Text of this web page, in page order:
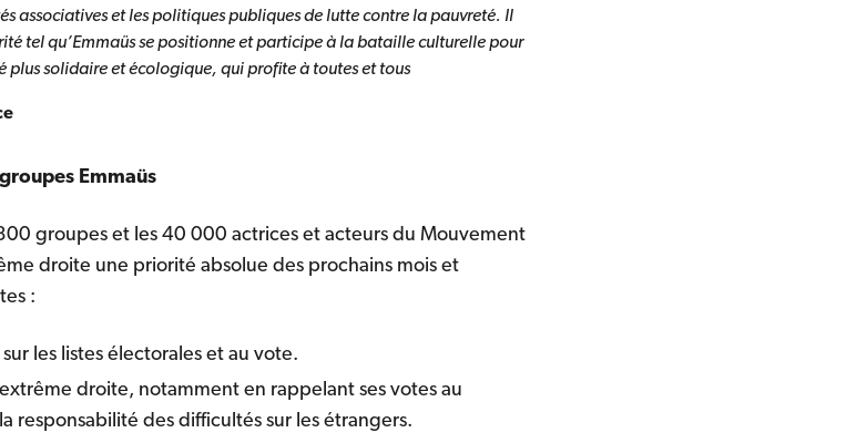
associatives et les politiques publiques de lutte contre la pauvreté. Il
tel qu’Emmaüs se positionne et participe à la bataille culturelle pour
plus solidaire et écologique, qui profite à toutes et tous
Emmaüs
groupes et les 40 000 actrices et acteurs du Mouvement
droite une priorité absolue des prochains mois et
:
les listes électorales et au vote.
droite, notamment en rappelant ses votes au
responsabilité des difficultés sur les étrangers.